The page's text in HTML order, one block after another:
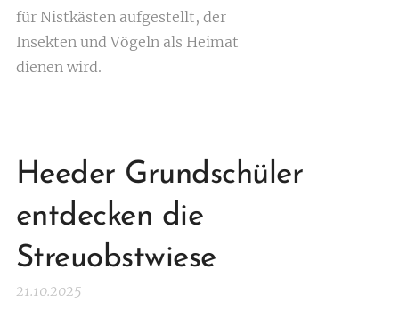
für Nistkästen aufgestellt, der
Insekten und Vögeln als Heimat
dienen wird.
Heeder Grundschüler
entdecken die
Streuobstwiese
21.10.2025